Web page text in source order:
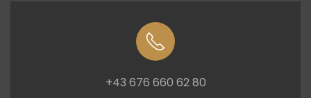
+43 676 660 62 80